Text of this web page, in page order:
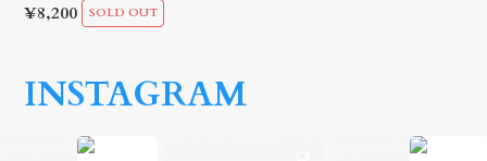
¥8,200 SOLD OUT
INSTAGRAM